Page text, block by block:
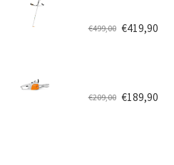
€499,00 €419,90
€209,00 €189,90